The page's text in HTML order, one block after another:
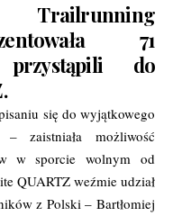
Trailrunning
71
przystąpili do
się do wyjątkowego
zaistniała możliwość
w sporcie wolnym od
QUARTZ weźmie udział
z Polski – Bartłomiej